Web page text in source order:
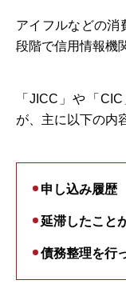
アイフルなどの消
段階で信用情報機
「JICC」や「
が、主に以下の内
申し込み履歴
延滞したこと
債務整理を行